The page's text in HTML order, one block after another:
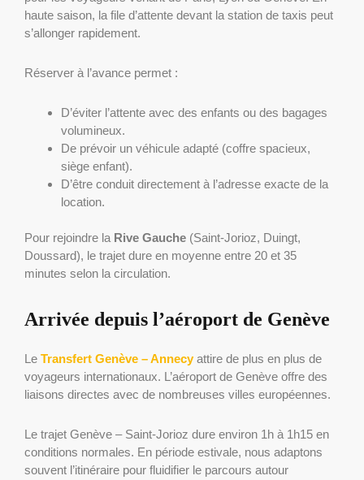
haute saison, la file d’attente devant la station de taxis peut
s’allonger rapidement.
Réserver à l’avance permet :
D’éviter l’attente avec des enfants ou des bagages
volumineux.
De prévoir un véhicule adapté (coffre spacieux,
siège enfant).
D’être conduit directement à l’adresse exacte de la
location.
Pour rejoindre la Rive Gauche (Saint-Jorioz, Duingt,
Doussard), le trajet dure en moyenne entre 20 et 35
minutes selon la circulation.
Arrivée depuis l’aéroport de Genève
Le Transfert Genève – Annecyattire de plus en plus de
voyageurs internationaux. L’aéroport de Genève offre des
liaisons directes avec de nombreuses villes européennes.
Le trajet Genève – Saint-Jorioz dure environ 1h à 1h15 en
conditions normales. En période estivale, nous adaptons
souvent l’itinéraire pour fluidifier le parcours autour